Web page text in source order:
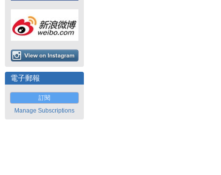
電子郵報
訂閱
Manage Subscriptions